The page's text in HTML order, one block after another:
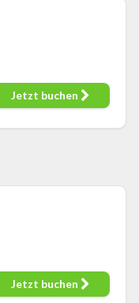
Jetzt buchen
Jetzt buchen